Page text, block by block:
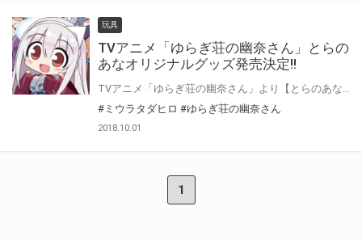
玩具
TVアニメ「ゆらぎ荘の幽奈さん」とらの
あなオリジナルグッズ発売決定!!
#ミウラタダヒロ #ゆらぎ荘の幽奈さん
2018.10.01
1